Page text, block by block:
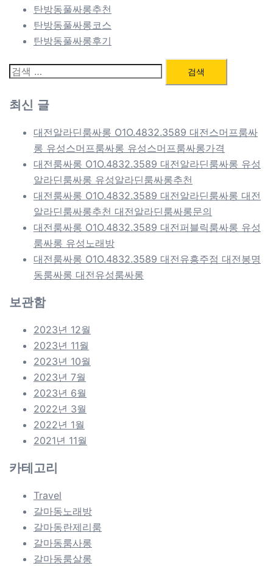
탄방동풀싸롱추천
탄방동풀싸롱코스
탄방동풀싸롱후기
검
최신 글
대전알라딘룸싸롱 O1O.4832.3589 대전스머프룸싸
롱 유성스머프룸싸롱 유성스머프룸싸롱가격
대전룸싸롱 O1O.4832.3589 대전알라딘룸싸롱 유성
알라딘룸싸롱 유성알라딘룸싸롱추천
대전룸싸롱 O1O.4832.3589 대전알라딘룸싸롱 대전
알라딘룸싸롱추천 대전알라딘룸싸롱문의
대전룸싸롱 O1O.4832.3589 대전퍼블릭룸싸롱 유성
룸싸롱 유성노래방
대전룸싸롱 O1O.4832.3589 대전유흥주점 대전봉명
동룸싸롱 대전유성룸싸롱
보관함
2023년 12월
2023년 11월
2023년 10월
2023년 7월
2023년 6월
2022년 3월
2022년 1월
2021년 11월
카테고리
Travel
갈마동노래방
갈마동란제리룸
갈마동룸사롱
갈마동룸살롱